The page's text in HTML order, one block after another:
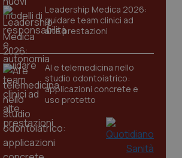
Leadership Medica 2026:
guidare team clinici ad
alte prestazioni
AI e telemedicina nello
studio odontoiatrico:
applicazioni concrete e
uso protetto